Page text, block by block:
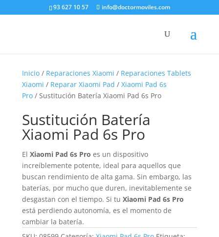
93 627 10 57 info@doctormoviles.com
Inicio/ Reparaciones Xiaomi / Reparaciones Tablets
Xiaomi / Reparar Xiaomi Pad / Xiaomi Pad 6s
Pro/ Sustitución Batería Xiaomi Pad 6s Pro
Sustitución Batería
Xiaomi Pad 6s Pro
El Xiaomi Pad 6s Pro es un dispositivo
increíblemente potente, ideal para aquellos que
buscan rendimiento de alta gama. Sin embargo, las
baterías, por mucho que duren, inevitablemente se
desgastan con el tiempo. Si tu Xiaomi Pad 6s Pro
está perdiendo autonomía, es el momento de
cambiar la batería.